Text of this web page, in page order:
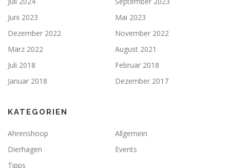
Juni 2023
Mai 2023
Dezember 2022
November 2022
März 2022
August 2021
Juli 2018
Februar 2018
Januar 2018
Dezember 2017
KATEGORIEN
Ahrenshoop
Allgemein
Dierhagen
Events
Tipps